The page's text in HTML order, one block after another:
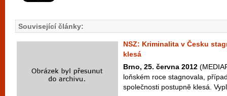
Související články:
NSZ: Kriminalita v Česku
klesá
Brno, 25. června 2012
loňském roce stagnovala,
společnosti postupně klesá.